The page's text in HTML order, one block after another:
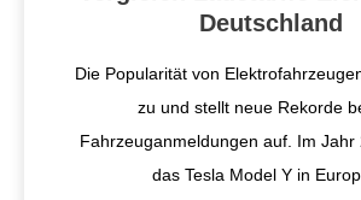
Deutschland
Die Popularität von
zu und stellt neue Rekorde
Fahrzeuganmeldungen auf. Im Jahr
das Tesla Model Y in